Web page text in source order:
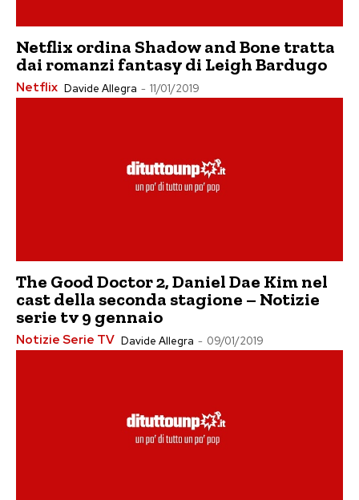
Netflix ordina Shadow and Bone tratta
dai romanzi fantasy di Leigh Bardugo
Netflix Davide Allegra - 11/01/2019
The Good Doctor 2, Daniel Dae Kim nel
cast della seconda stagione – Notizie
serie tv 9 gennaio
Notizie Serie TV Davide Allegra - 09/01/2019